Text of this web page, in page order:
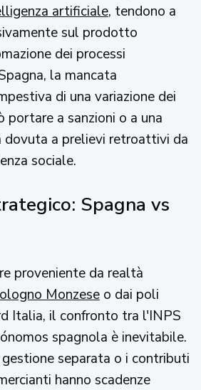
artificiale, tendono a
sul prodotto
dei processi
la mancata
di una variazione dei
portare a sanzioni o a una
a prelievi retroattivi da
sociale.
Spagna vs
proveniente da realtà
Monzese o dai poli
Italia, il confronto tra l'INPS
spagnola è inevitabile.
separata o i contributi
hanno scadenze